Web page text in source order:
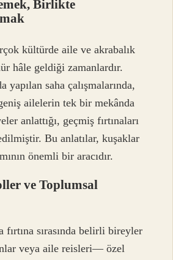
Birlikte
kültürde aile ve akrabalık
hâle geldiği zamanlardır.
yapılan saha çalışmalarında,
ailelerin tek bir mekânda
anlattığı, geçmiş fırtınaları
Bu anlatılar, kuşaklar
önemli bir aracıdır.
ve Toplumsal
fırtına sırasında belirli bireyler
veya aile reisleri— özel